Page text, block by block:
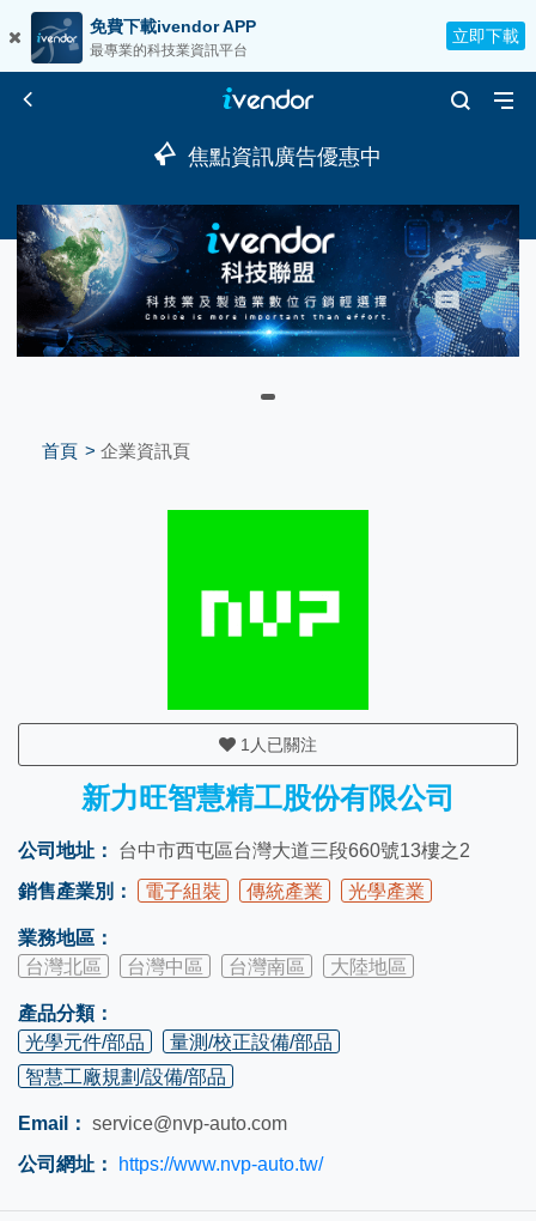
免費下載ivendor APP
最專業的科技業資訊平台
立即下載
焦點資訊廣告優惠中
首頁 企業資訊頁
1人已關注
新力旺智慧精工股份有限公司
公司地址：
台中市西屯區台灣大道三段660號13樓之2
銷售產業別：
電子組裝 傳統產業 光學產業
業務地區：
台灣北區
台灣中區 台灣南區 大陸地區
產品分類：
光學元件/部品
量測/校正設備/部品
智慧工廠規劃/設備/部品
Email： service@nvp-auto.com
公司網址：
https://www.nvp-auto.tw/